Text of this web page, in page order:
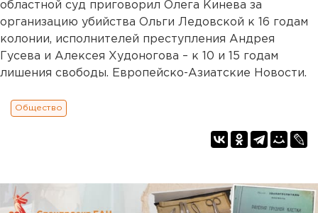
областной суд приговорил Олега Кинева за
организацию убийства Ольги Ледовской к 16 годам
колонии, исполнителей преступления Андрея
Гусева и Алексея Худоногова – к 10 и 15 годам
лишения свободы. Европейско-Азиатские Новости.
Общество